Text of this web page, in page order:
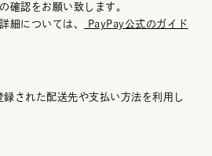
確認をお願い致します。
細については、
PayPay公式のガイド
された配送先や支払い方法を利用し